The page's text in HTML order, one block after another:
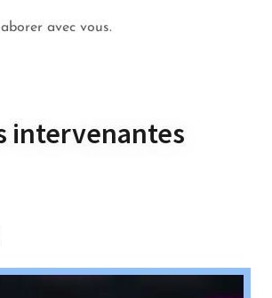
avec vous.
intervenantes